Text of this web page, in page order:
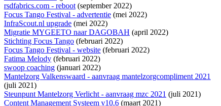
rsdfabrics.com - reboot(september 2022)
Focus Tango Festival - advertentie (mei 2022)
InfraScout.nl upgrade (mei 2022)
Migratie MYGEETO naar DAGOBAH (april 2022)
Stichting Focus Tango (februari 2022)
Focus Tango Festival - website (februari 2022)
Fatima Melody (februari 2022)
swoop coaching (januari 2022)
Mantelzorg Valkenswaard - aanvraag mantelzorgcompliment 2021
(juli 2021)
Steunpunt Mantelzorg Verlicht - aanvraag mzc 2021 (juli 2021)
Content Management Systeem v10.6 (maart 2021)